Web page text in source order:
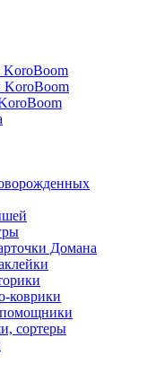
KoroBoom
Домана
коврики
сортеры